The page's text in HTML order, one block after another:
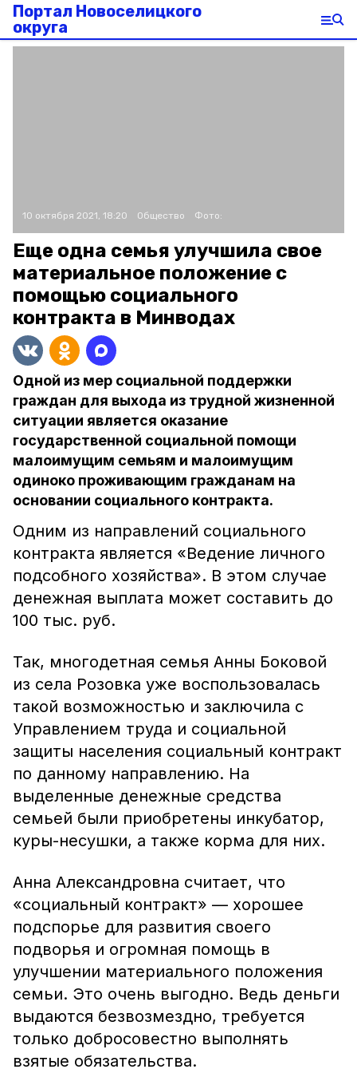
Портал Новоселицкого
округа
10 октября 2021, 18:20 Общество Фото:
Еще одна семья улучшила свое
материальное положение с
помощью социального
контракта в Минводах
Одной из мер социальной поддержки
граждан для выхода из трудной жизненной
ситуации является оказание
государственной социальной помощи
малоимущим семьям и малоимущим
одиноко проживающим гражданам на
основании социального контракта.
Одним из направлений социального
контракта является «Ведение личного
подсобного хозяйства». В этом случае
денежная выплата может составить до
100 тыс. руб.
Так, многодетная семья Анны Боковой
из села Розовка уже воспользовалась
такой возможностью и заключила с
Управлением труда и социальной
защиты населения социальный контракт
по данному направлению. На
выделенные денежные средства
семьей были приобретены инкубатор,
куры-несушки, а также корма для них.
Анна Александровна считает, что
«социальный контракт» — хорошее
подспорье для развития своего
подворья и огромная помощь в
улучшении материального положения
семьи. Это очень выгодно. Ведь деньги
выдаются безвозмездно, требуется
только добросовестно выполнять
взятые обязательства.